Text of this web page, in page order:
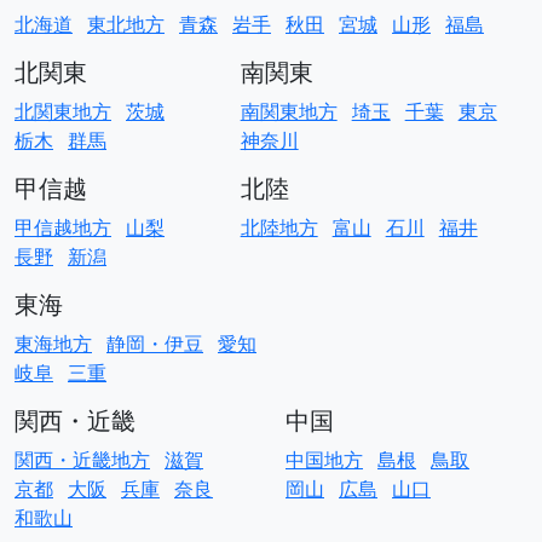
北海道 東北地方 青森 岩手 秋田 宮城 山形 福島
北関東
北関東地方 茨城
栃木 群馬
南関東
南関東地方 埼玉 千葉 東京
神奈川
甲信越
甲信越地方 山梨
長野
新潟
北陸
北陸地方 富山 石川 福井
東海
東海地方 静岡・伊豆 愛知
岐阜 三重
関西・近畿
関西・近畿地方 滋賀
京都 大阪 兵庫 奈良
和歌山
中国
中国地方 島根 鳥取
岡山
広島 山口